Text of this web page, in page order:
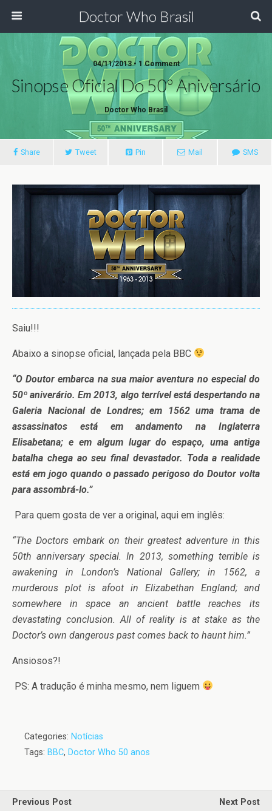
Doctor Who Brasil
04/11/2013 • 1 Comment
Sinopse Oficial Do 50º Aniversário
Doctor Who Brasil
Share Tweet Pin Mail SMS
Saiu!!!
Abaixo a sinopse oficial, lançada pela BBC
“O Doutor embarca na sua maior aventura no especial do
50º aniverário. Em 2013, algo terrível está despertando na
Galeria Nacional de Londres; em 1562 uma trama de
assassinatos está em andamento na Inglaterra
Elisabetana; e em algum lugar do espaço, uma antiga
batalha chega ao seu final devastador. Toda a realidade
está em jogo quando o passado perigoso do Doutor volta
para assombrá-lo.”
Para quem gosta de ver a original, aqui em inglês:
“The Doctors embark on their greatest adventure in this
50th anniversary special. In 2013, something terrible is
awakening in London’s National Gallery; in 1562, a
murderous plot is afoot in Elizabethan England; and
somewhere in space an ancient battle reaches its
devastating conclusion. All of reality is at stake as the
Doctor’s own dangerous past comes back to haunt him.”
Ansiosos?!
PS: A tradução é minha mesmo, nem liguem
Categories: Notícias
Tags: BBC, Doctor Who 50 anos
Previous Post
Next Post